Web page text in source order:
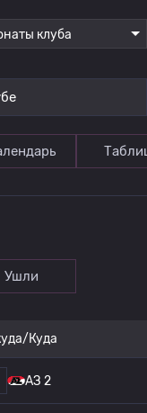
клуба
Ушли
Куда
АЗ 2